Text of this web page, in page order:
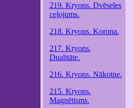
219. Kryons. Dvēseles
ceļojums.
218. Kryons. Korona.
217. Kryons.
Dualitāte.
216. Kryons. Nākotne.
215. Kryons.
Magnētisms.